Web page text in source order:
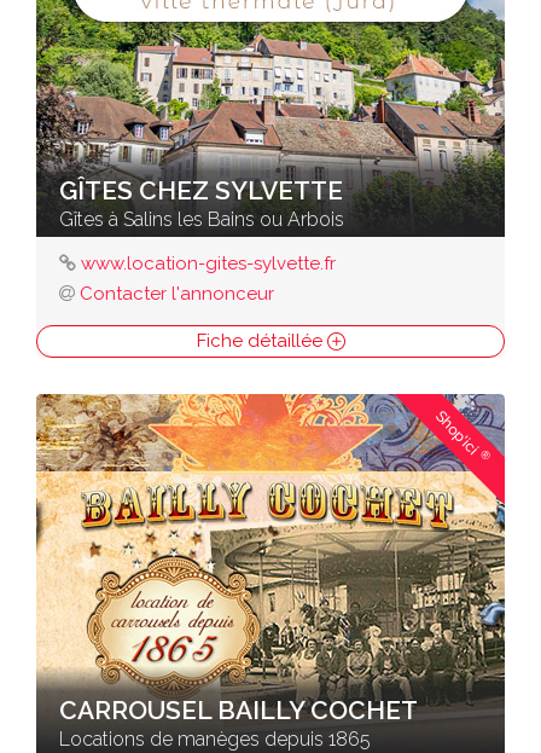
GÎTES CHEZ SYLVETTE
Gîtes à Salins les Bains ou Arbois
www.location-gites-sylvette.fr
Contacter l'annonceur
Fiche détaillée
Shop'ici®
CARROUSEL BAILLY COCHET
Locations de manèges depuis 1865